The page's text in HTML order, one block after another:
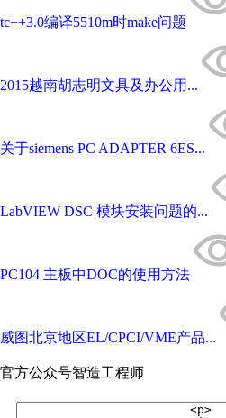
tc++3.0编译5510m时make问题
2015越南胡志明文具及办公用...
关于siemens PC ADAPTER 6ES...
LabVIEW DSC 模块安装问题的...
PC104 主板中DOC的使用方法
威图北京地区EL/CPCI/VME产品...
官方公众号智造工程师